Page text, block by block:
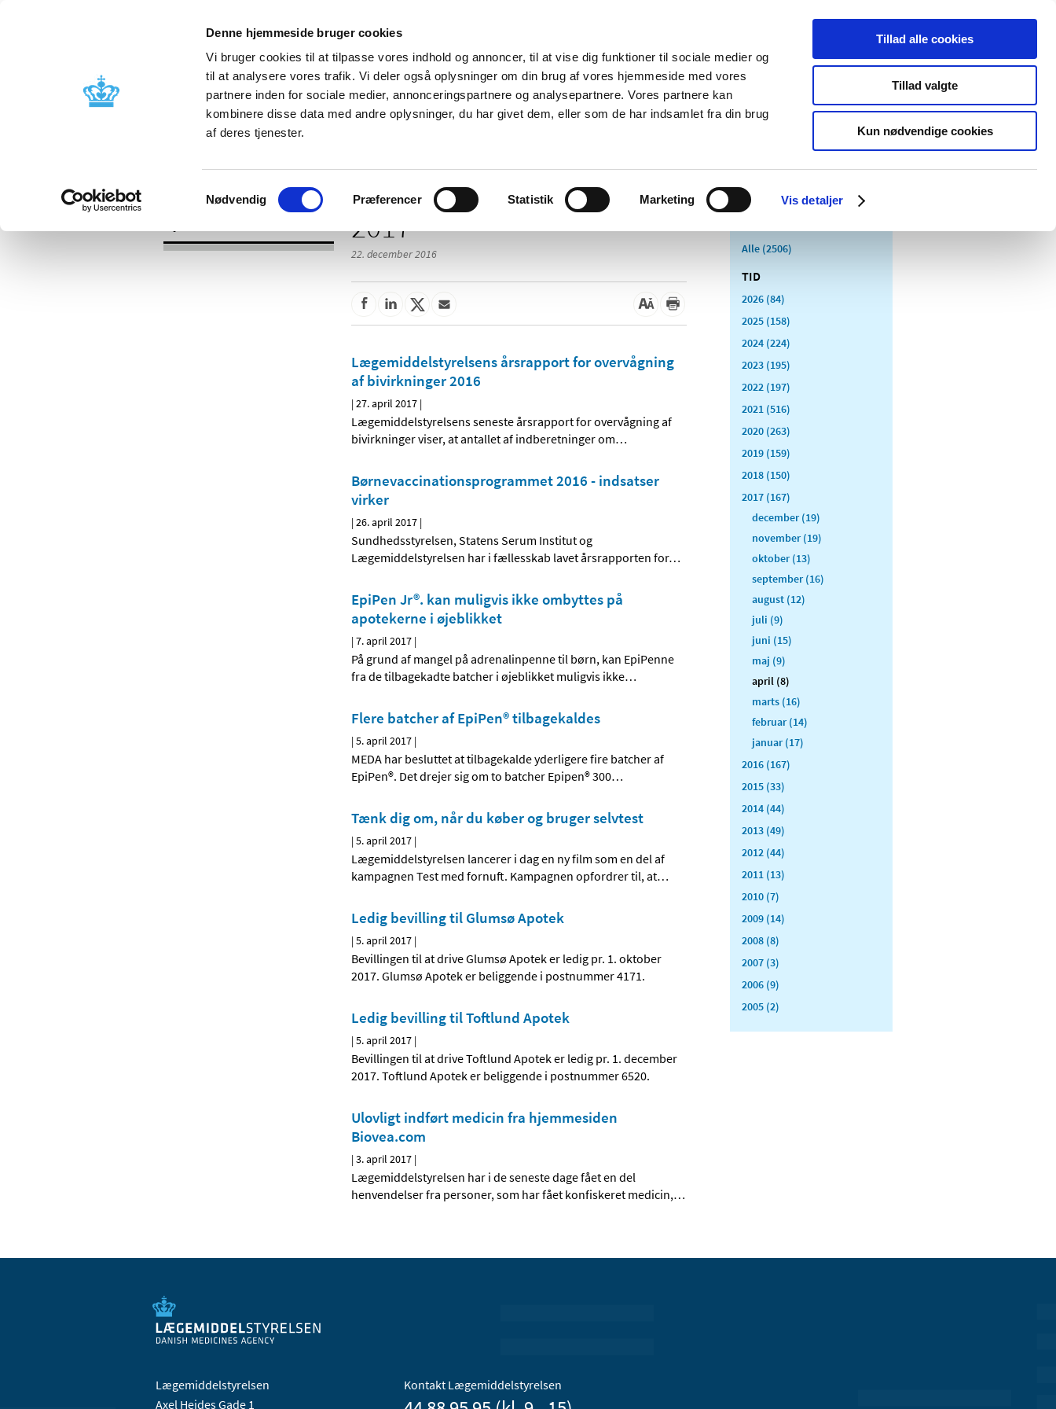
Denne hjemmeside bruger cookies
Vi bruger cookies til at tilpasse vores indhold og annoncer, til at vise dig funktioner til sociale medier og
til at analysere vores trafik. Vi deler også oplysninger om din brug af vores hjemmeside med vores
partnere inden for sociale medier, annonceringspartnere og analysepartnere. Vores partnere kan
kombinere disse data med andre oplysninger, du har givet dem, eller som de har indsamlet fra din brug
af deres tjenester.
Samtykkevalg
Nødvendig Præferencer Statistik Marketing Vis detaljer
Tillad alle cookies
Tillad valgte
Kun nødvendige cookies
Nyheder Om os Kontakt Udgivelser
Godkendelse og
Bivirkninger og
produktinformation
Tilskud og
Apoteker og salg af
Medicinsk
Særlige
produktområder
2017
22. december 2016
Lægemiddelstyrelsens årsrapport for overvågning
af bivirkninger 2016
|27. april 2017 |
Lægemiddelstyrelsens seneste årsrapport for overvågning af
bivirkninger viser, at antallet af indberetninger om…
Børnevaccinationsprogram­met 2016 - indsatser
virker
|26. april 2017 |
Sundhedsstyrelsen, Statens Serum Institut og
Lægemiddelstyrelsen har i fællesskab lavet årsrapporten for…
EpiPen Jr®. kan muligvis ikke ombyttes på
apotekerne i øjeblikket
|7. april 2017 |
På grund af mangel på adrenalinpenne til børn, kan EpiPenne
fra de tilbagekadte batcher i øjeblikket muligvis ikke…
Flere batcher af EpiPen® tilbagekaldes
|5. april 2017 |
MEDA har besluttet at tilbagekalde yderligere fire batcher af
EpiPen®. Det drejer sig om to batcher Epipen® 300…
Tænk dig om, når du køber og bruger selvtest
|5. april 2017 |
Lægemiddelstyrelsen lancerer i dag en ny film som en del af
kampagnen Test med fornuft. Kampagnen opfordrer til, at…
Ledig bevilling til Glumsø Apotek
|5. april 2017 |
Bevillingen til at drive Glumsø Apotek er ledig pr. 1. oktober
2017. Glumsø Apotek er beliggende i postnummer 4171.
Ledig bevilling til Toftlund Apotek
|5. april 2017 |
Bevillingen til at drive Toftlund Apotek er ledig pr. 1. december
2017. Toftlund Apotek er beliggende i postnummer 6520.
Ulovligt indført medicin fra hjemmesiden
Biovea.com
|3. april 2017 |
Lægemiddelstyrelsen har i de seneste dage fået en del
henvendelser fra personer, som har fået konfiskeret medicin,…
Alle (2506)
TID
2026 (84)
2025 (158)
2024 (224)
2023 (195)
2022 (197)
2021 (516)
2020 (263)
2019 (159)
2018 (150)
2017 (167)
december (19)
november (19)
oktober (13)
september (16)
august (12)
juli (9)
juni (15)
maj (9)
april (8)
marts (16)
februar (14)
januar (17)
2016 (167)
2015 (33)
2014 (44)
2013 (49)
2012 (44)
2011 (13)
2010 (7)
2009 (14)
2008 (8)
2007 (3)
2006 (9)
2005 (2)
Lægemiddelstyrelsen
Axel Heides Gade 1
Kontakt Lægemiddelstyrelsen